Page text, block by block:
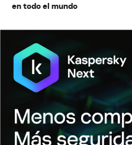
en todo el mundo